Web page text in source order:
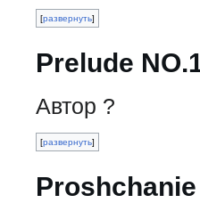
развернуть
Prelude
Автор ?
развернуть